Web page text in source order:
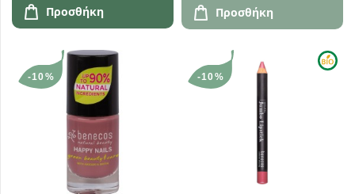
Προσθήκη Προσθήκη
-10% -10%